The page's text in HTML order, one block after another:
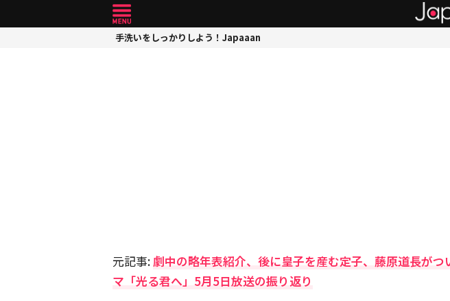
手洗いをしっかりしよう！Japaaan
元記事:劇中の略年表紹介、後に皇子を産む定子、藤原道長が
マ「光る君へ」5月5日放送の振り返り